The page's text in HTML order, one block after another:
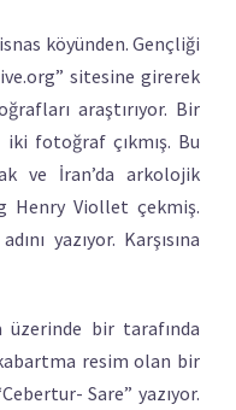
köyünden. Gençliği
sitesine girerek
araştırıyor. Bir
iki fotoğraf çıkmış. Bu
ve İran’da arkolojik
Henry Viollet çekmiş.
yazıyor. Karşısına
bir tarafında
resim olan bir
Sare” yazıyor.